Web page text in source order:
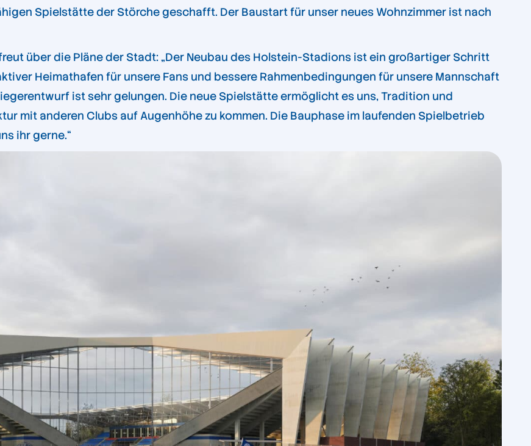
Spielstätte der Störche geschafft. Der Baustart für unser neues Wohnzimmer ist nach
über die Pläne der Stadt: „Der Neubau des Holstein-Stadions ist ein großartiger Schritt
Heimathafen für unsere Fans und bessere Rahmenbedingungen für unsere Mannschaft
ist sehr gelungen. Die neue Spielstätte ermöglicht es uns, Tradition und
mit anderen Clubs auf Augenhöhe zu kommen. Die Bauphase im laufenden Spielbetrieb
ihr gerne.“